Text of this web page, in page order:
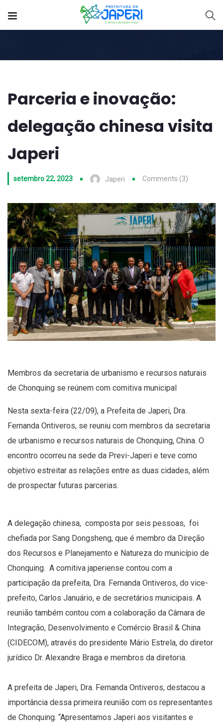
Parceria e inovação:
delegação chinesa visita
Japeri
setembro 22, 2023 Japeri Comments (3)
Membros da secretaria de urbanismo e recursos naturais
de Chonquing se reúnem com comitiva municipal
Nesta sexta-feira (22/09), a Prefeita de Japeri, Dra.
Fernanda Ontiveros, se reuniu com membros da secretaria
de urbanismo e recursos naturais de Chonquing, China. O
encontro ocorreu na sede da Previ-Japeri e teve como
objetivo estreitar as relações entre as duas cidades, além
de prospectar futuras parcerias.
A delegação chinesa, composta por seis pessoas, foi
chefiada por Sang Dongsheng, que é membro da Direção
dos Recursos e Planejamento e Natureza do município de
Chonquing. A comitiva japeriense contou com a
participação da prefeita, Dra. Fernanda Ontiveros, do vice-
prefeito, Carlos Januário, e de secretários municipais. A
reunião também contou com a colaboração da Câmara de
Integração, Desenvolvimento e Comércio Brasil & China
(CIDECOM), através do presidente Mário Estrela, do diretor
jurídico Dr. Alexandre Braga e membros da diretoria.
A prefeita de Japeri, Dra. Fernanda Ontiveros, destacou a
importância dessa primeira reunião com os representantes
de Chonquing. “Apresentamos Japeri aos visitantes e